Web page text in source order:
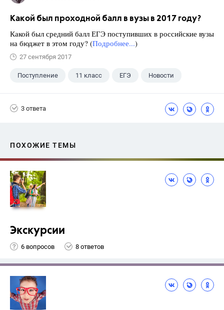
Какой был проходной балл в вузы в 2017 году?
Какой был средний балл ЕГЭ поступивших в российские вузы
на бюджет в этом году? (Подробнее...)
27 сентября 2017
Поступление 11 класс ЕГЭ Новости
3 ответа
ПОХОЖИЕ ТЕМЫ
Экскурсии
6 вопросов 8 ответов